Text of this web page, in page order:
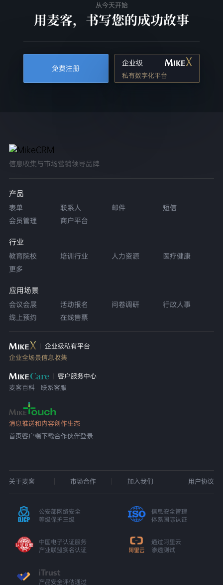
从今天开始
用麦客，书写您的成功故事
免费注册
企业级
私有数字化平台
信息收集与市场营销领导品牌
产品
表单 联系人 邮件
短信
会员管理
商户平台
行业
教育院校 培训行业 人力资源
医疗健康
更多
应用场景
会议会展 活动报名 问卷调研
行政人事
线上预约
在线售票
企业级私有平台
企业全场景信息收集
客户服务中心
麦客百科
联系客服
消息推送和内容创作生态
首页客户端下载合作伙伴登录
关于麦客 市场合作 加入我们 用户协议
公安部网络安全
等级保护三级
信息安全管理
体系国际认证
中国电子认证服务
产业联盟实名认证
通过阿里云
渗透测试
产品安全评估通过